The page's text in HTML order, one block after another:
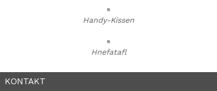
Handy-Kissen
Hnefatafl
KONTAKT